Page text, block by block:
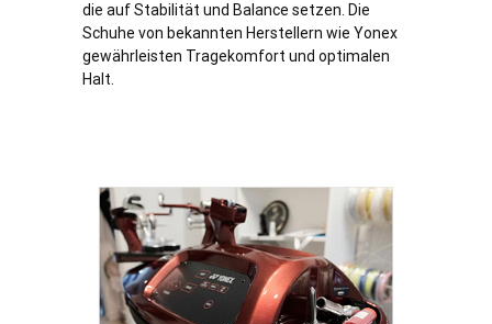
die auf Stabilität und Balance setzen. Die
Schuhe von bekannten Herstellern wie Yonex
gewährleisten Tragekomfort und optimalen
Halt.